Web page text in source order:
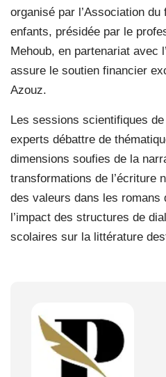
organisé par l’Association
enfants, présidée par le
Mehoub, en partenariat avec
assure le soutien financier
Azouz.
Les sessions scientifiques
experts débattre de
dimensions soufies de la
transformations de l’écriture
des valeurs dans les romans
l’impact des structures de
scolaires sur la littérature